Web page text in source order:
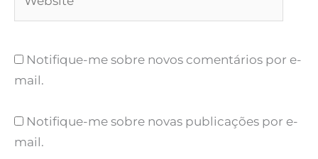
Notifique-me sobre novos comentários por e-
mail.
Notifique-me sobre novas publicações por e-
mail.